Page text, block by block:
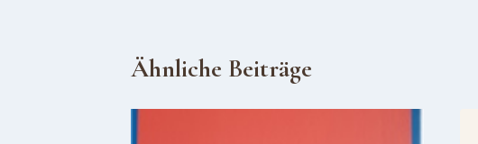
Ähnliche Beiträge